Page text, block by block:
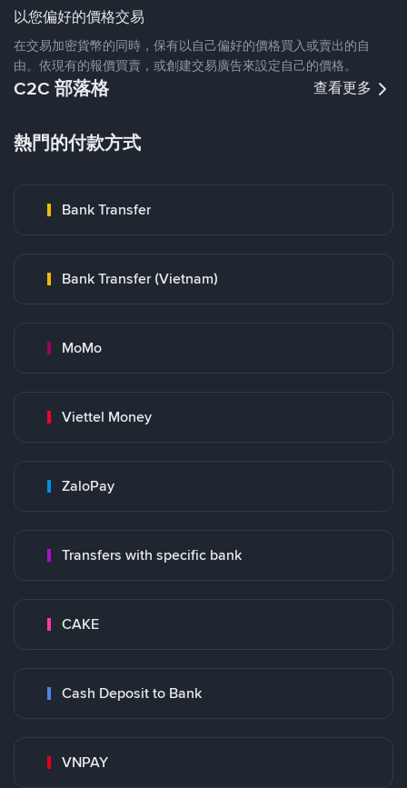
以您偏好的價格交易
在交易加密貨幣的同時，保有以自己偏好的價格買入或賣出的自
由。依現有的報價買賣，或創建交易廣告來設定自己的價格。
C2C 部落格 查看更多
熱門的付款方式
Bank Transfer
Bank Transfer (Vietnam)
MoMo
Viettel Money
ZaloPay
Transfers with specific bank
CAKE
Cash Deposit to Bank
VNPAY